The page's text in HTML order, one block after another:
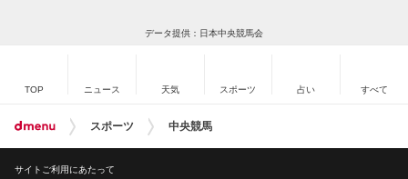
データ提供：日本中央競馬会
TOP ニュース 天気 スポーツ 占い すべて
スポーツ 中央競馬
サイトご利用にあたって